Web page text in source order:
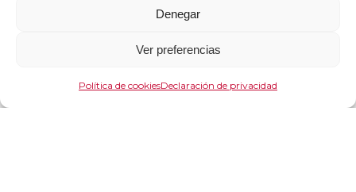
Denegar
Ver preferencias
Política de cookiesDeclaración de privacidad